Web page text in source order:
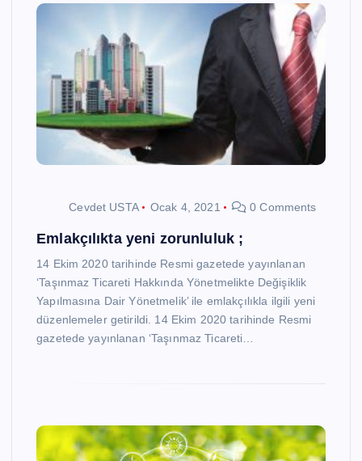
Cevdet USTA Ocak 4, 2021 0 Comments
Emlakçılıkta yeni zorunluluk ;
14 Ekim 2020 tarihinde Resmi gazetede yayınlanan
‘Taşınmaz Ticareti Hakkında Yönetmelikte Değişiklik
Yapılmasına Dair Yönetmelik’ ile emlakçılıkla ilgili yeni
düzenlemeler getirildi. 14 Ekim 2020 tarihinde Resmi
gazetede yayınlanan ‘Taşınmaz Ticareti…